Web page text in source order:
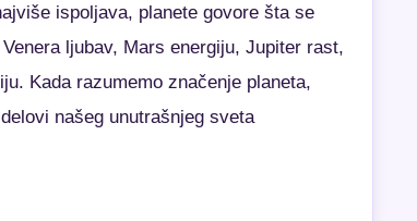
ispoljava, planete govore šta se
ljubav, Mars energiju, Jupiter rast,
Kada razumemo značenje planeta,
našeg unutrašnjeg sveta